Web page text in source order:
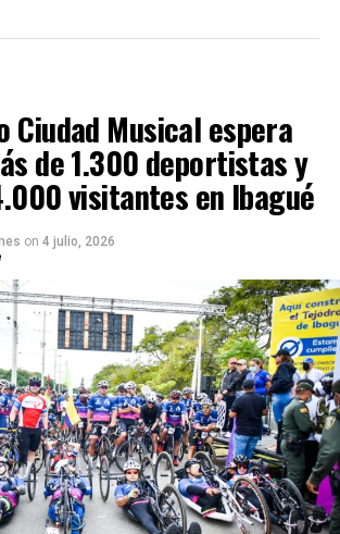
Ciudad Musical espera
de 1.300 deportistas y
visitantes en Ibagué
on 4 julio, 2026